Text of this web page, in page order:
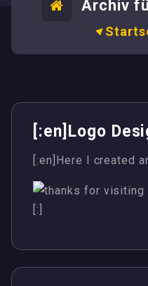
Archiv
[:en]Logo
[:en]Here I created
[:]